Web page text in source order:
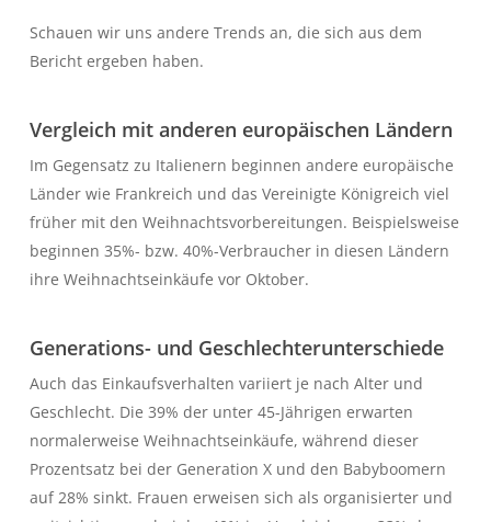
Schauen wir uns andere Trends an, die sich aus dem
Bericht ergeben haben.
Vergleich mit anderen europäischen Ländern
Im Gegensatz zu Italienern beginnen andere europäische
Länder wie Frankreich und das Vereinigte Königreich viel
früher mit den Weihnachtsvorbereitungen. Beispielsweise
beginnen 35%- bzw. 40%-Verbraucher in diesen Ländern
ihre Weihnachtseinkäufe vor Oktober.
Generations- und Geschlechterunterschiede
Auch das Einkaufsverhalten variiert je nach Alter und
Geschlecht. Die 39% der unter 45-Jährigen erwarten
normalerweise Weihnachtseinkäufe, während dieser
Prozentsatz bei der Generation X und den Babyboomern
auf 28% sinkt. Frauen erweisen sich als organisierter und